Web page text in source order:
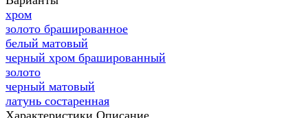
хром
золото брашированное
белый матовый
черный хром брашированный
золото
черный матовый
латунь состаренная